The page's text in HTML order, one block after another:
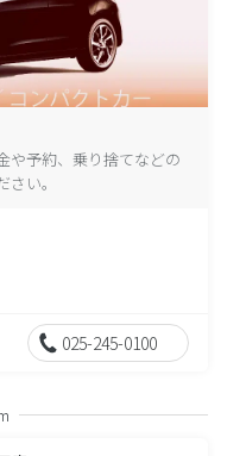
や予約、乗り捨てなどの
い。
025-245-0100